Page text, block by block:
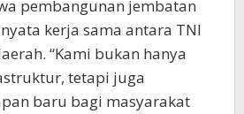
pembangunan jembatan
kerja sama antara TNI
“Kami bukan hanya
tetapi juga
baru bagi masyarakat